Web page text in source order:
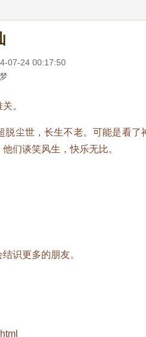
07-24 00:17:50
。
尘世，长生不老。可能是看了
们谈笑风生，快乐无比。
识更多的朋友。